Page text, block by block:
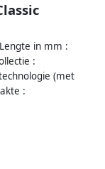
in mm :
:
(met
: